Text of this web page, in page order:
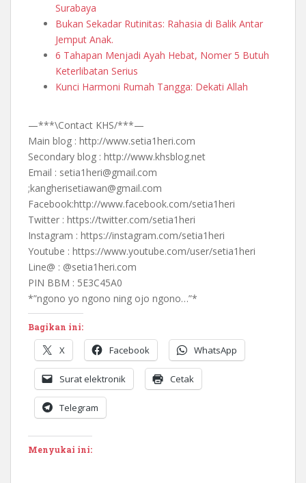
Surabaya
Bukan Sekadar Rutinitas: Rahasia di Balik Antar
Jemput Anak.
6 Tahapan Menjadi Ayah Hebat, Nomer 5 Butuh
Keterlibatan Serius
Kunci Harmoni Rumah Tangga: Dekati Allah
—***\Contact KHS/***—
Main blog : http://www.setia1heri.com
Secondary blog : http://www.khsblog.net
Email : setia1heri@gmail.com
;kangherisetiawan@gmail.com
Facebook:http://www.facebook.com/setia1heri
Twitter : https://twitter.com/setia1heri
Instagram : https://instagram.com/setia1heri
Youtube : https://www.youtube.com/user/setia1heri
Line@ : @setia1heri.com
PIN BBM : 5E3C45A0
*”ngono yo ngono ning ojo ngono…”*
Bagikan ini:
X Facebook WhatsApp
Surat elektronik Cetak
Telegram
Menyukai ini: